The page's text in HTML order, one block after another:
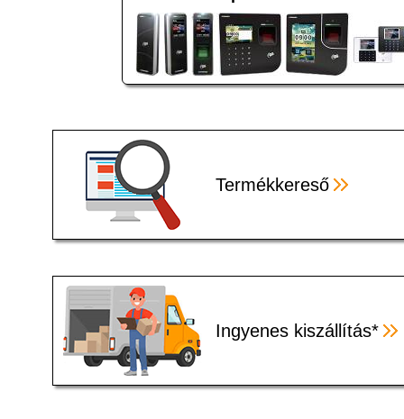
Termékkereső
Ingyenes kiszállítás*